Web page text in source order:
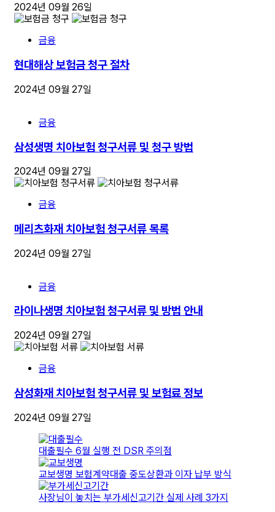
2024년 09월 26일
금융
현대해상 보험금 청구 절차
2024년 09월 27일
금융
삼성생명 치아보험 청구서류 및 청구 방법
2024년 09월 27일
금융
메리츠화재 치아보험 청구서류 목록
2024년 09월 27일
금융
라이나생명 치아보험 청구서류 및 방법 안내
2024년 09월 27일
금융
삼성화재 치아보험 청구서류 및 보험료 정보
2024년 09월 27일
대출필수 6월 실행 전 DSR 주의점
교보생명 보험계약대출 중도상환과 이자 납부 방식
사장님이 놓치는 부가세신고기간 실제 사례 3가지